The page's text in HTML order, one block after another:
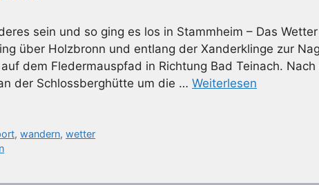
sein und so ging es los in Stammheim – Das
über Holzbronn und entlang der Xanderklinge zur
dem Fledermauspfad in Richtung Bad Teinach. Nach
der Schlossberghütte um die … Weiterlesen
,wandern,wetter